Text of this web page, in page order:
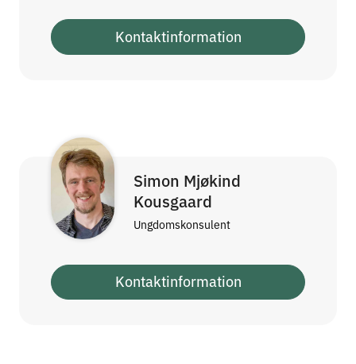
Kontaktinformation
Simon Mjøkind
Kousgaard
Ungdomskonsulent
Kontaktinformation